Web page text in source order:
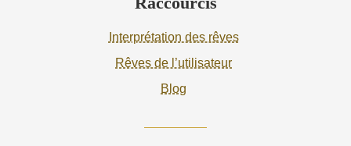
Interprétation des rêves
Rêves de l’utilisateur
Blog